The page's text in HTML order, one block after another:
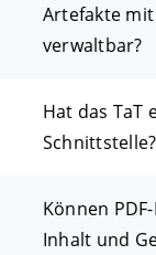
Artefakte
verwaltbar?
Hat das TaT
Schnittstelle?
Können
Inhalt und